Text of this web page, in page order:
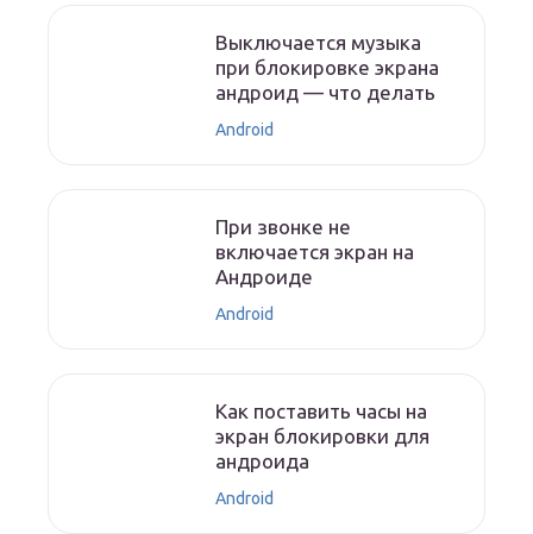
Выключается музыка
при блокировке экрана
андроид — что делать
Android
При звонке не
включается экран на
Андроиде
Android
Как поставить часы на
экран блокировки для
андроида
Android